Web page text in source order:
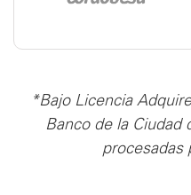
*Bajo Licencia
Banco de la Ciudad
procesadas